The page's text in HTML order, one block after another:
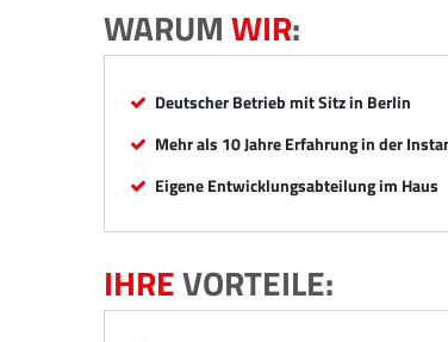
WARUMWIR:
Deutscher Betrieb mit Sitz in Berlin
Mehr als 10 Jahre Erfahrung in der
Eigene Entwicklungsabteilung im Haus
IHREVORTEILE: